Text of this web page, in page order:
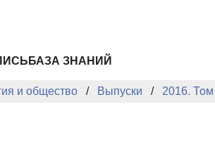
БАЗА ЗНАНИЙ
и общество Выпуски 2016.